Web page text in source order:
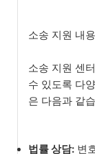
소송 지원 내용
소송 지원 센
수 있도록 다
은 다음과 같
법률 상담: 변